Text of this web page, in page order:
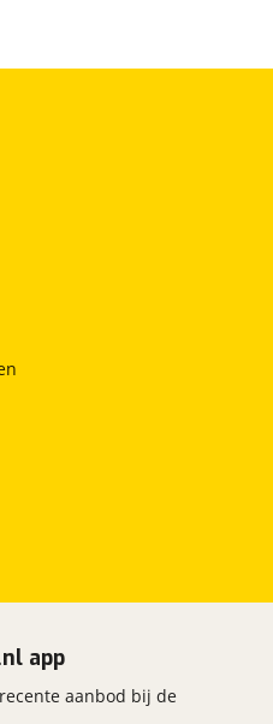
app
aanbod bij de